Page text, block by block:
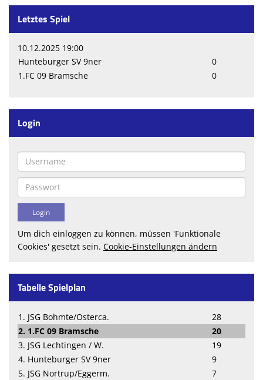
Letztes Spiel
10.12.2025 19:00
Hunteburger SV 9ner
0
1.FC 09 Bramsche
0
Login
Um dich einloggen zu können, müssen 'Funktionale
Cookies' gesetzt sein. Cookie-Einstellungen ändern
Tabelle Spielplan
1. JSG Bohmte/Osterca.
28
2. 1.FC 09 Bramsche
20
3. JSG Lechtingen / W.
19
4. Hunteburger SV 9ner
9
5. JSG Nortrup/Eggerm.
7